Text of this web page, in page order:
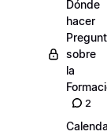
Dónde
hacer
sobre
la
2